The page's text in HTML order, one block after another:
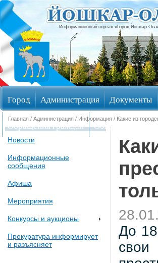
Информационный портал «Город Йошкар-
Город Администрация Документы
Обращения граждан Общественные
Главная / Администрация / Информация / Какие из
Новости
Информационные
сообщения
Афиша
Мероприятия
Конкурсы и аукционы
Прокуратура информирует
и разъясняет
До